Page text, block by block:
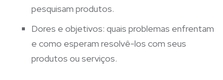
pesquisam produtos.
Dores e objetivos: quais problemas enfrentam
e como esperam resolvê-los com seus
produtos ou serviços.